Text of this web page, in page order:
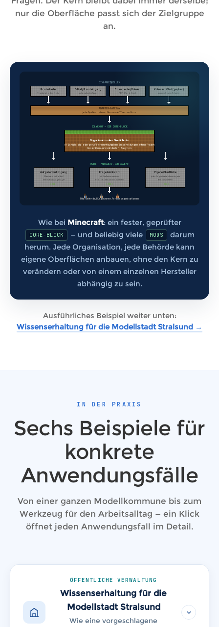
nur die Oberfläche passt sich der Zielgruppe
an.
EINGANGSQUELLEN
Protokolle E-Mail / Posteingang Dokumente / Dateien Kalender, Chat (geplant)
Transkript oder Notiz automatisch erfasst PDF, Word, Excel austauschbare Adapter
ADAPTER-GATEWAY
jede Quelle austauschbar — wie Türen am Haus
SOLYKNOW — DER CORE-BLOCK
Organisationales Gedächtnis
KI-Schicht lokal oder per API · erkennt Aufgaben, Entscheidungen, offene Fragen
Fester Kern · unveränderlich · Solycon
MODS — ANBAUBAR, ABFRAGBAR
Aufgabenverfolgung Frage & Antwort Eigene Oberfläche
Was war noch offen?
Wer hat was zugesagt?
mit Quellenverweis aus
Protokollen und Dokumenten
jede Organisation kann eigene
Blöcke ansetzen
[ MOD ]
[ MOD ] [ MOD ]
Mitarbeitende, Bürger:innen, Partnerorganisationen
Wie bei Minecraft: ein fester, geprüfter
CORE-BLOCK — und beliebig viele MODS
darum
herum. Jede Organisation, jede Behörde kann
eigene Oberflächen anbauen, ohne den Kern zu
verändern oder von einem einzelnen Hersteller
abhängig zu sein.
Ausführliches Beispiel weiter unten:
Wissenserhaltung für die Modellstadt Stralsund →
IN DER PRAXIS
Sechs Beispiele für
konkrete
Anwendungsfälle
Von einer ganzen Modellkommune bis zum
Werkzeug für den Arbeitsalltag — ein Klick
öffnet jeden Anwendungsfall im Detail.
ÖFFENTLICHE VERWALTUNG
Wissenserhaltung für die
Modellstadt Stralsund
Wie eine vorgeschlagene